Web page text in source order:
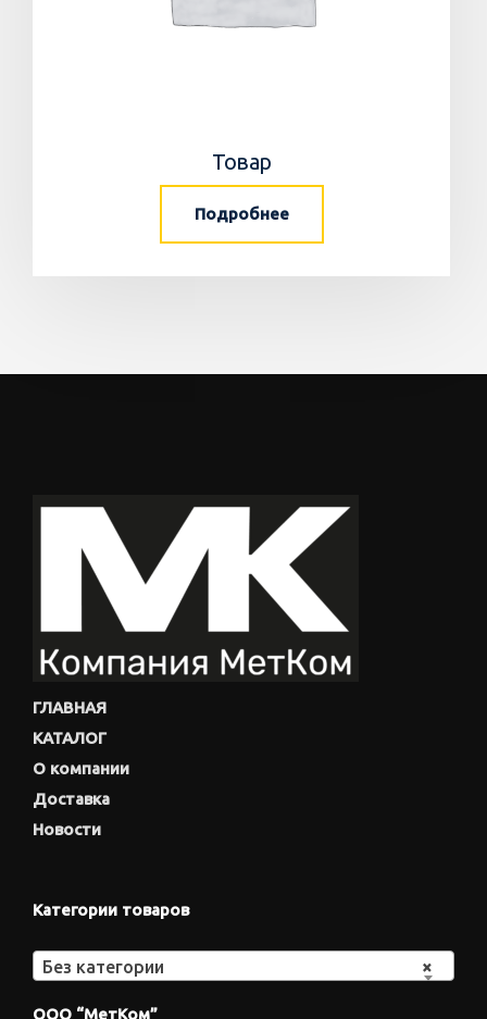
Товар
Подробнее
ГЛАВНАЯ
КАТАЛОГ
О компании
Доставка
Новости
Категории товаров
×
Без категории
ООО “МетКом”